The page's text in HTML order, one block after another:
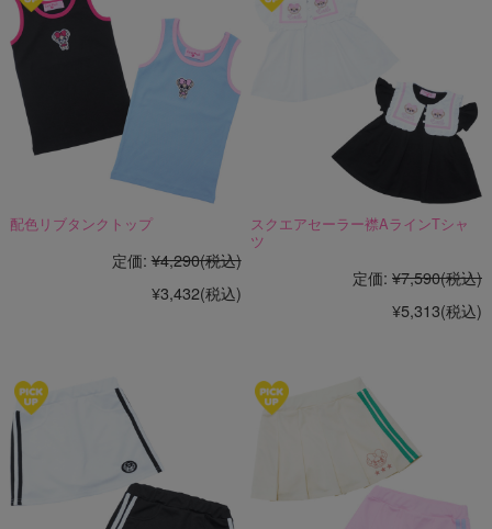
配色リブタンクトップ
定価: ¥4,290(税込)
¥3,432(税込)
スクエアセーラー襟AラインTシャ
ツ
定価: ¥7,590(税込)
¥5,313(税込)